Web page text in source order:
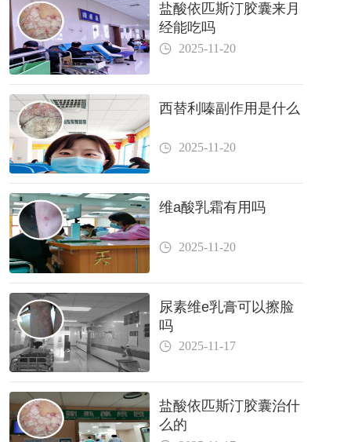
盐酸依匹斯汀胶囊来月
经能吃吗
2025-11-20
西替利嗪副作用是什么
2025-11-20
维a酸乳霜有用吗
2025-11-20
尿素维e乳膏可以擦脸
吗
2025-11-17
盐酸依匹斯汀胶囊治什
么的